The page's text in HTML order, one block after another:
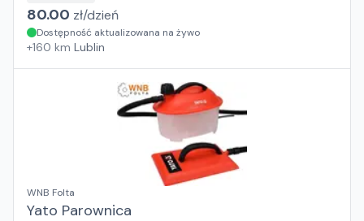
80.00 zł/dzień
Dostępność aktualizowana na żywo
+160 km Lublin
WNB Folta
Yato Parownica